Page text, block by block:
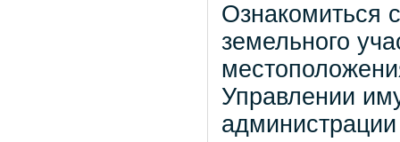
Ознакомиться
земельного
Управлении